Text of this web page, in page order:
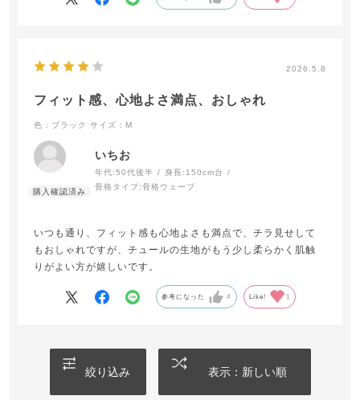
2026.5.8
フィット感、心地よさ満点、おしゃれ
色：ブラック サイズ：M
いちお
年代:50代後半 身長: 150cm台
骨格タイプ:骨格ウェーブ
いつも通り、フィット感も心地よさも満点で、チラ見せして
もおしゃれですが、チュールの生地がもう少し柔らかく肌触
りがよい方が嬉しいです。
参考になった 4 Like! 1
絞り込み 表示：新しい順